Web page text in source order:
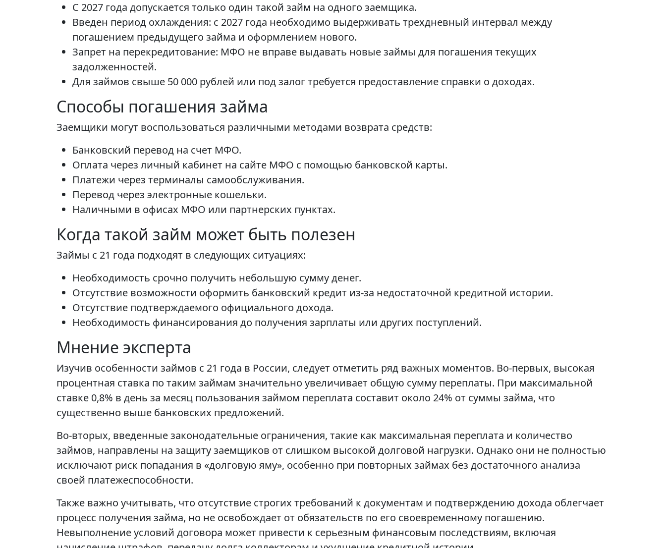
С 2027 года допускается только один такой займ на одного заемщика.
Введен период охлаждения: с 2027 года необходимо выдерживать трехдневный интервал между
погашением предыдущего займа и оформлением нового.
Запрет на перекредитование: МФО не вправе выдавать новые займы для погашения текущих
задолженностей.
Для займов свыше 50 000 рублей или под залог требуется предоставление справки о доходах.
Способы погашения займа
Заемщики могут воспользоваться различными методами возврата средств:
Банковский перевод на счет МФО.
Оплата через личный кабинет на сайте МФО с помощью банковской карты.
Платежи через терминалы самообслуживания.
Перевод через электронные кошельки.
Наличными в офисах МФО или партнерских пунктах.
Когда такой займ может быть полезен
Займы с 21 года подходят в следующих ситуациях:
Необходимость срочно получить небольшую сумму денег.
Отсутствие возможности оформить банковский кредит из-за недостаточной кредитной истории.
Отсутствие подтверждаемого официального дохода.
Необходимость финансирования до получения зарплаты или других поступлений.
Мнение эксперта
Изучив особенности займов с 21 года в России, следует отметить ряд важных моментов. Во-первых, высокая
процентная ставка по таким займам значительно увеличивает общую сумму переплаты. При максимальной
ставке 0,8% в день за месяц пользования займом переплата составит около 24% от суммы займа, что
существенно выше банковских предложений.
Во-вторых, введенные законодательные ограничения, такие как максимальная переплата и количество
займов, направлены на защиту заемщиков от слишком высокой долговой нагрузки. Однако они не полностью
исключают риск попадания в «долговую яму», особенно при повторных займах без достаточного анализа
своей платежеспособности.
Также важно учитывать, что отсутствие строгих требований к документам и подтверждению дохода облегчает
процесс получения займа, но не освобождает от обязательств по его своевременному погашению.
Невыполнение условий договора может привести к серьезным финансовым последствиям, включая